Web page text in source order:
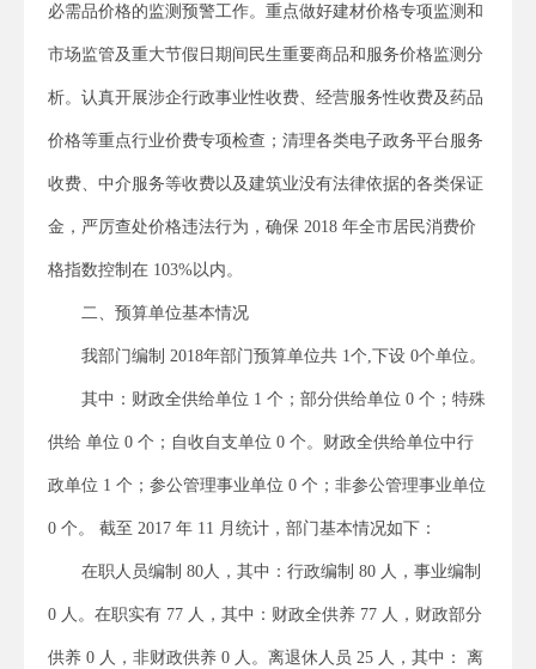
必需品价格的监测预警工作。重点做好建材价格专项监测和
市场监管及重大节假日期间民生重要商品和服务价格监测分
析。认真开展涉企行政事业性收费、经营服务性收费及药品
价格等重点行业价费专项检查；清理各类电子政务平台服务
收费、中介服务等收费以及建筑业没有法律依据的各类保证
金，严厉查处价格违法行为，确保 2018 年全市居民消费价
格指数控制在 103%以内。
二、预算单位基本情况
我部门编制 2018年部门预算单位共 1个,下设 0个单位。
其中：财政全供给单位 1 个；部分供给单位 0 个；特殊
供给 单位 0 个；自收自支单位 0 个。财政全供给单位中行
政单位 1 个；参公管理事业单位 0 个；非参公管理事业单位
0 个。 截至 2017 年 11 月统计，部门基本情况如下：
在职人员编制 80人，其中：行政编制 80 人，事业编制
0 人。在职实有 77 人，其中：财政全供养 77 人，财政部分
供养 0 人，非财政供养 0 人。离退休人员 25 人，其中： 离